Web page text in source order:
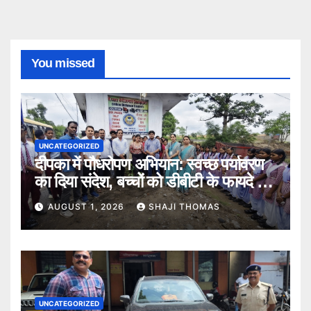
You missed
UNCATEGORIZED
दीपका में पौधरोपण अभियान: स्वच्छ पर्यावरण
का दिया संदेश, बच्चों को डीबीटी के फायदे भी
बताए।
AUGUST 1, 2026 SHAJI THOMAS
UNCATEGORIZED